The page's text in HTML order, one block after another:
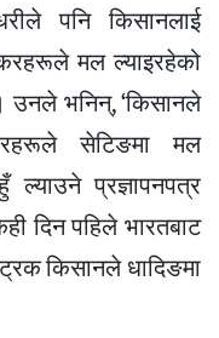
पनि किसानलाई
मल ल्याइरहेको
उनले भनिन्, ‘किसानले
सेटिङमा मल
प्रज्ञापनपत्र
दिन पहिले भारतबाट
किसानले धादिङमा